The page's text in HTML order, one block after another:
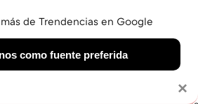
VIAJES GASTRO SNEAKERS
×
de Trendencias en Google
como fuente preferida